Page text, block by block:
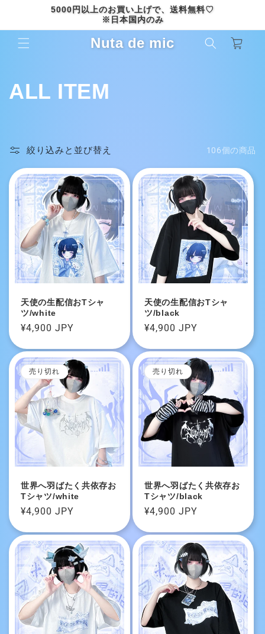
5000円以上のお買い上げで、送料無料♡
※日本国内のみ
Nuta de mic
ー
コ
ク
シ
ョ
ン
:
ALL ITEM
絞り込みと並び替え 106個の商品
天使の生配信おTシャ
ツ/white
通
価
格
¥4,900 JPY
天使の生配信おTシャ
ツ/black
通
価
格
¥4,900 JPY
売り切れ
世界へ羽ばたく共依存お
Tシャツ/white
通
価
格
¥4,900 JPY
売り切れ
世界へ羽ばたく共依存お
Tシャツ/black
通
価
格
¥4,900 JPY